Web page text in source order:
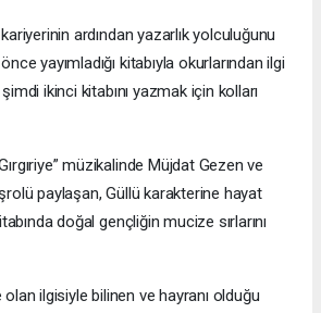
ardından yazarlık yolculuğunu
yayımladığı kitabıyla okurlarından ilgi
ikinci kitabını yazmak için kolları
müzikalinde Müjdat Gezen ve
paylaşan, Güllü karakterine hayat
doğal gençliğin mucize sırlarını
ilgisiyle bilinen ve hayranı olduğu